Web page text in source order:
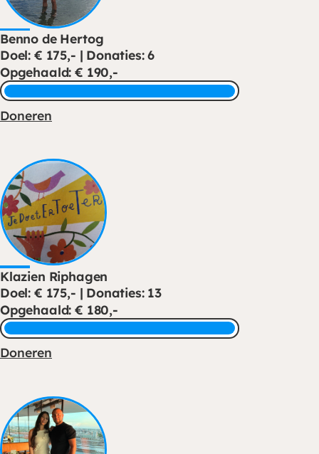
Benno de Hertog
Doel: € 175,- | Donaties: 6
Opgehaald: € 190,-
Doneren
Klazien Riphagen
Doel: € 175,- | Donaties: 13
Opgehaald: € 180,-
Doneren